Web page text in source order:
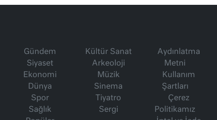
Gündem
Siyaset
Ekonomi
Dünya
Spor
Sağlık
Kültür Sanat
Arkeoloji
Müzik
Sinema
Tiyatro
Sergi
Aydınlatma
Metni
Kullanım
Şartları
Çerez
Politikamız